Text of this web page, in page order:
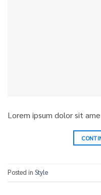
Lorem ipsum dolor sit
Posted in Style